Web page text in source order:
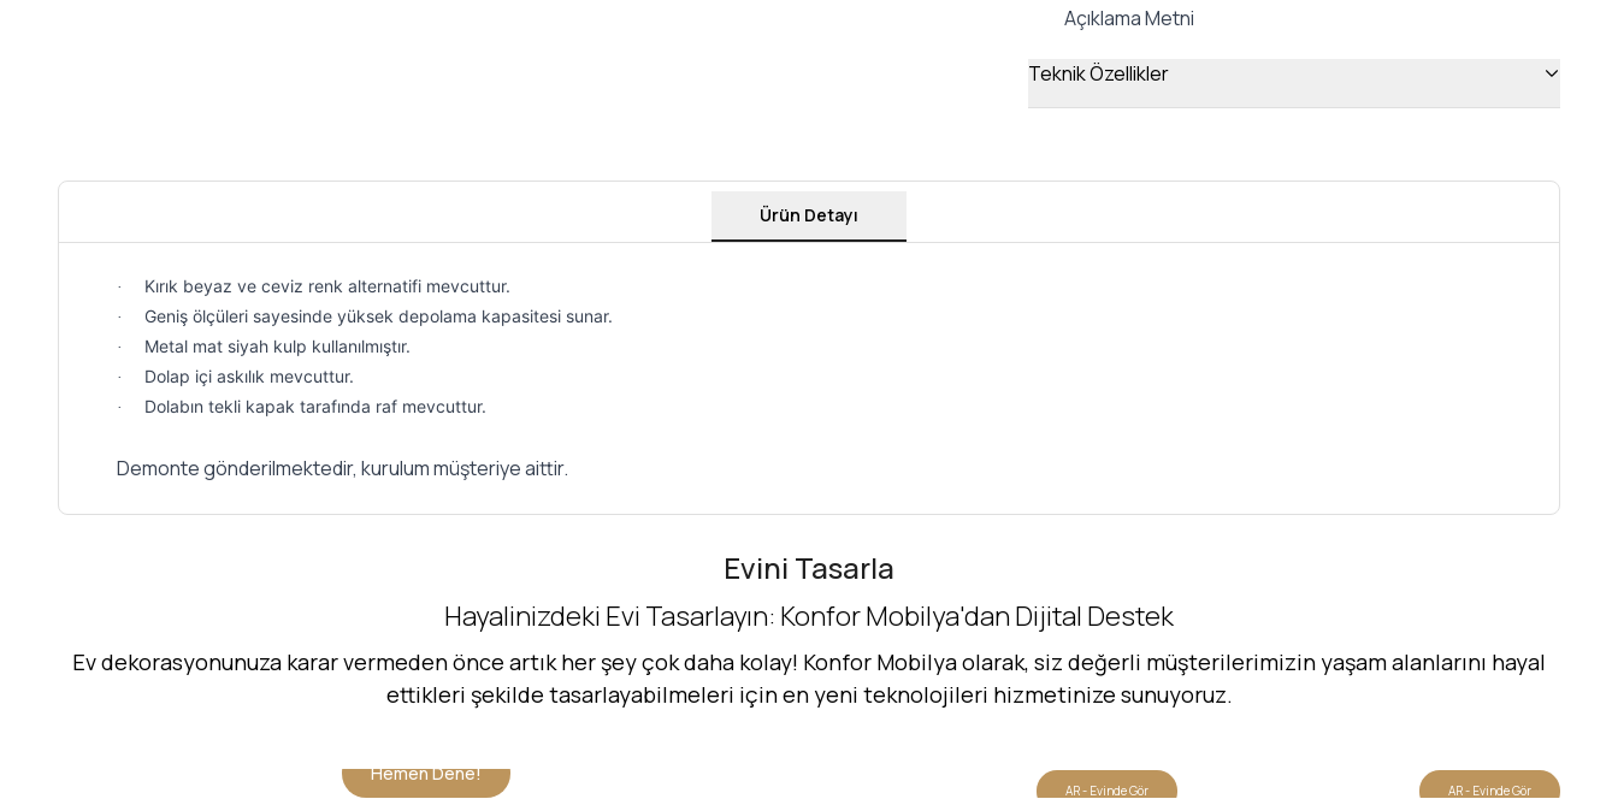
Açıklama Metni
Teknik Özellikler
Ürün Detayı
· Kırık beyaz ve ceviz renk alternatifi mevcuttur.
· Geniş ölçüleri sayesinde yüksek depolama kapasitesi sunar.
· Metal mat siyah kulp kullanılmıştır.
· Dolap içi askılık mevcuttur.
· Dolabın tekli kapak tarafında raf mevcuttur.
Demonte gönderilmektedir, kurulum müşteriye aittir.
Evini Tasarla
Hayalinizdeki Evi Tasarlayın: Konfor Mobilya'dan Dijital Destek
Ev dekorasyonunuza karar vermeden önce artık her şey çok daha kolay! Konfor Mobilya olarak, siz değerli müşterilerimizin yaşam alanlarını hayal
ettikleri şekilde tasarlayabilmeleri için en yeni teknolojileri hizmetinize sunuyoruz.
Hemen Dene!
AR - Evinde Gör AR - Evinde Gör